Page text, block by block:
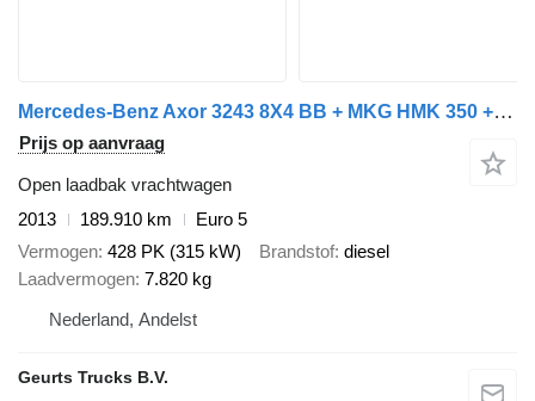
Mercedes-Benz Axor 3243 8X4 BB + MKG HMK 350 + JIB MONTAGEKRAN/DACHDECKERKRAN/
Prijs op aanvraag
Open laadbak vrachtwagen
2013
189.910 km
Euro 5
Vermogen 428 PK (315 kW) Brandstof diesel
Laadvermogen 7.820 kg
Nederland, Andelst
Geurts Trucks B.V.